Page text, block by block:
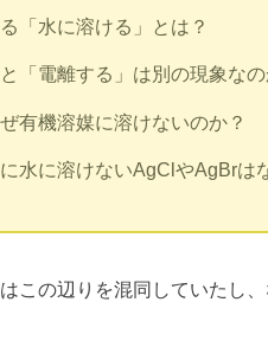
「水に溶ける」とは？
「電離する」は別の現象なの
有機溶媒に溶けないのか？
水に溶けないAgClやAgBrは
この辺りを混同していたし